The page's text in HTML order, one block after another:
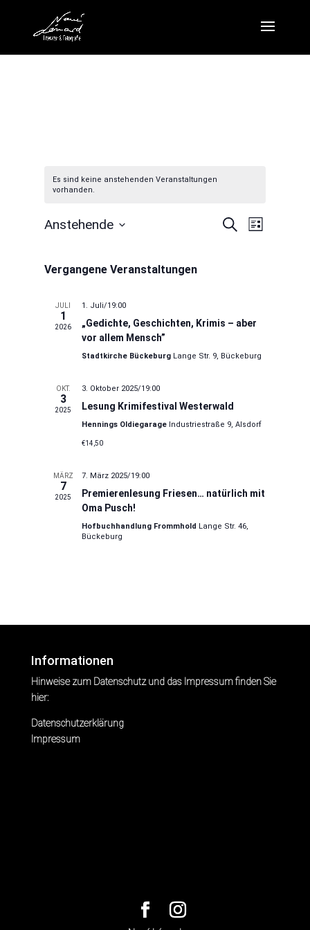
Es sind keine anstehenden Veranstaltungen
vorhanden.
Suche
Liste
Anstehende
Vergangene Veranstaltungen
JULI
1
2026
1. Juli/19:00
„Gedichte, Geschichten, Krimis – aber
vor allem Mensch”
Stadtkirche Bückeburg Lange Str. 9, Bückeburg
OKT.
3
2025
3. Oktober 2025/19:00
Lesung Krimifestival Westerwald
Hennings Oldiegarage Industriestraße 9, Alsdorf
€14,50
MÄRZ
7
2025
7. März 2025/19:00
Premierenlesung Friesen… natürlich mit
Oma Pusch!
Hofbuchhandlung Frommhold Lange Str. 46,
Bückeburg
Informationen
Hinweise zum Datenschutz und das Impressum finden Sie
hier:
Datenschutzerklärung
Impressum